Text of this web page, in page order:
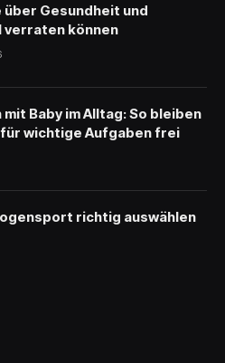
über Gesundheit und
verraten können
mit Baby im Alltag: So bleiben
für wichtige Aufgaben frei
richtig auswählen